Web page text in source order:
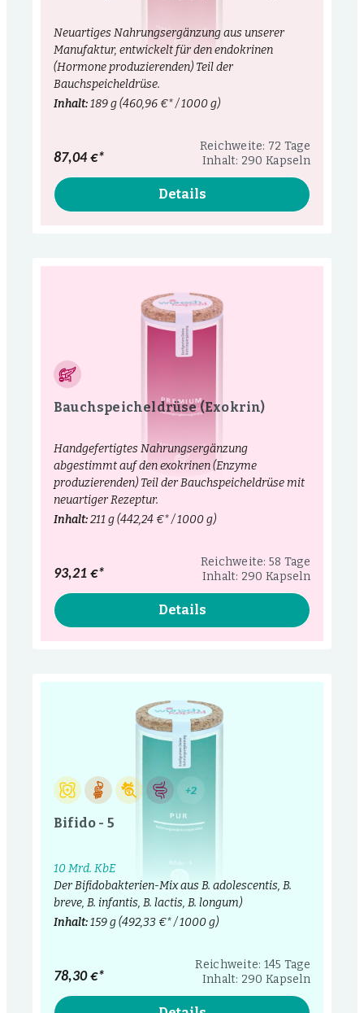
Neuartiges Nahrungsergänzung aus unserer
Manufaktur, entwickelt für den endokrinen
(Hormone produzierenden) Teil der
Bauchspeicheldrüse.
Inhalt:189 g(460,96 €* / 1000 g)
Reichweite: 72 Tage
Inhalt: 290 Kapseln
87,04 €*
Details
Bauchspeicheldrüse (Exokrin)
Handgefertigtes Nahrungsergänzung
abgestimmt auf den exokrinen (Enzyme
produzierenden) Teil der Bauchspeicheldrüse mit
neuartiger Rezeptur.
Inhalt:211 g(442,24 €* / 1000 g)
Reichweite: 58 Tage
Inhalt: 290 Kapseln
93,21 €*
Details
+2
Bifido - 5
10 Mrd. KbE
Der Bifidobakterien-Mix aus B. adolescentis, B.
breve, B. infantis, B. lactis, B. longum)
Inhalt:159 g(492,33 €* / 1000 g)
Reichweite: 145 Tage
Inhalt: 290 Kapseln
78,30 €*